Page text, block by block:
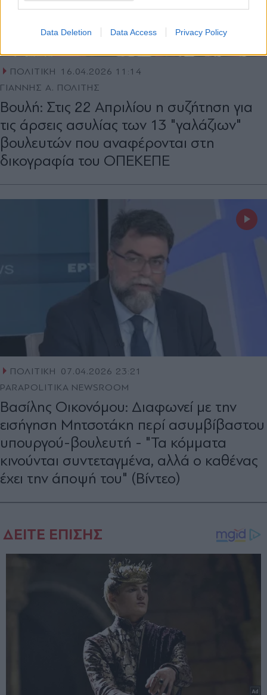
Data Deletion Data Access Privacy Policy
ΠΟΛΙΤΙΚΗ
16.04.2026 11:14
ΓΙΑΝΝΗΣ Α. ΠΟΛΙΤΗΣ
Βουλή: Στις 22 Απριλίου η συζήτηση για
τις άρσεις ασυλίας των 13 "γαλάζιων"
βουλευτών που αναφέρονται στη
δικογραφία του ΟΠΕΚΕΠΕ
ΠΟΛΙΤΙΚΗ
07.04.2026 23:21
PARAPOLITIKA NEWSROOM
Βασίλης Οικονόμου: Διαφωνεί με την
εισήγηση Μητσοτάκη περί ασυμβίβαστου
υπουργού-βουλευτή - "Τα κόμματα
κινούνται συντεταγμένα, αλλά ο καθένας
έχει την άποψή του" (Βίντεο)